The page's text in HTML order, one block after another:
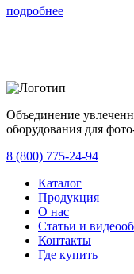
подробнее
Объединение
оборудования для
8 (800) 775-24-94
Каталог
Продукция
О нас
Статьи и
Контакты
Где купить